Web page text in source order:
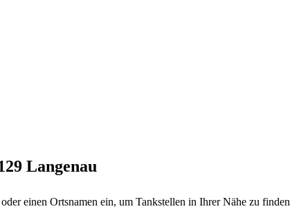
Langenau
einen Ortsnamen ein, um Tankstellen in Ihrer Nähe zu finden